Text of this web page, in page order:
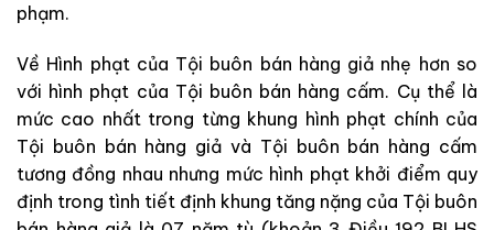
phạm.
Về Hình phạt của Tội buôn bán hàng giả nhẹ hơn so
với hình phạt của Tội buôn bán hàng cấm. Cụ thể là
mức cao nhất trong từng khung hình phạt chính của
Tội buôn bán hàng giả và Tội buôn bán hàng cấm
tương đồng nhau nhưng mức hình phạt khởi điểm quy
định trong tình tiết định khung tăng nặng của Tội buôn